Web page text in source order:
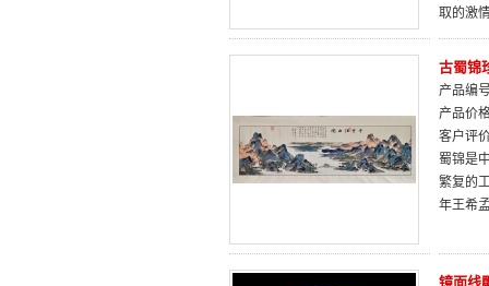
取的激
古蜀锦
产品编
产品价
客户评
蜀锦是
繁复的
年王希
镜面线